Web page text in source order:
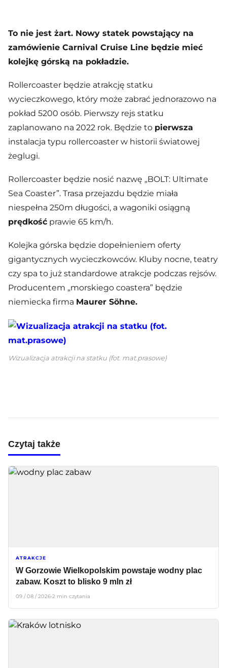
To nie jest żart. Nowy statek powstający na
zamówienie Carnival Cruise Line będzie mieć
kolejkę górską na pokładzie.
Rollercoaster będzie atrakcję statku
wycieczkowego, który może zabrać jednorazowo na
pokład 5200 osób. Pierwszy rejs statku
zaplanowano na 2022 rok. Będzie to pierwsza
instalacja typu rollercoaster w historii światowej
żeglugi.
Rollercoaster będzie nosić nazwę „BOLT: Ultimate
Sea Coaster”. Trasa przejazdu będzie miała
niespełna 250m długości, a wagoniki osiągną
prędkość prawie 65 km/h.
Kolejka górska będzie dopełnieniem oferty
gigantycznych wycieczkowców. Kluby nocne, teatry
czy spa to już standardowe atrakcje podczas rejsów.
Producentem „morskiego coastera” będzie
niemiecka firma Maurer Söhne.
Wizualizacja atrakcji na statku (fot. mat.prasowe)
Czytaj także
ATRAKCJE
W Gorzowie Wielkopolskim powstaje wodny plac
zabaw. Koszt to blisko 9 mln zł
09 / 08 / 2026•2 min czytania